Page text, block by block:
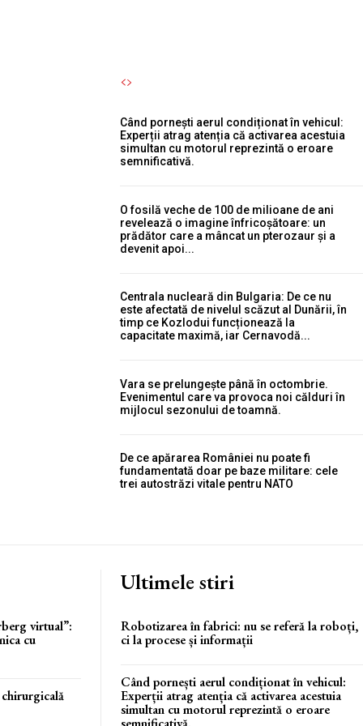
Când pornești aerul condiționat în vehicul:
Experții atrag atenția că activarea acestuia
simultan cu motorul reprezintă o eroare
semnificativă.
O fosilă veche de 100 de milioane de ani
revelează o imagine înfricoșătoare: un
prădător care a mâncat un pterozaur și a
devenit apoi...
Centrala nucleară din Bulgaria: De ce nu
este afectată de nivelul scăzut al Dunării, în
timp ce Kozlodui funcționează la
capacitate maximă, iar Cernavodă...
Vara se prelungește până în octombrie.
Evenimentul care va provoca noi călduri în
mijlocul sezonului de toamnă.
De ce apărarea României nu poate fi
fundamentată doar pe baze militare: cele
trei autostrăzi vitale pentru NATO
virtual”:
cu
chirurgicală
Ultimele stiri
Robotizarea în fabrici: nu se referă la roboți,
ci la procese și informații
Când pornești aerul condiționat în vehicul:
Experții atrag atenția că activarea acestuia
simultan cu motorul reprezintă o eroare